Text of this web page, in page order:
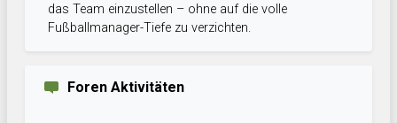
das Team einzustellen – ohne auf die volle
Fußballmanager-Tiefe zu verzichten.
Foren Aktivitäten